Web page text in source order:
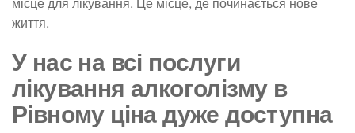
життя.
У нас на всі послуги
лікування алкоголізму в
Рівному ціна дуже доступна